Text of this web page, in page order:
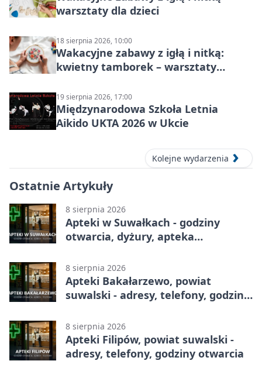
warsztaty dla dzieci
18 sierpnia 2026, 10:00
Wakacyjne zabawy z igłą i nitką:
kwietny tamborek – warsztaty
19 sierpnia 2026, 17:00
Międzynarodowa Szkoła Letnia
Aikido UKTA 2026 w Ukcie
Kolejne wydarzenia
Ostatnie Artykuły
8 sierpnia 2026
Apteki w Suwałkach - godziny
otwarcia, dyżury, apteka
8 sierpnia 2026
Apteki Bakałarzewo, powiat
suwalski - adresy, telefony, godziny
8 sierpnia 2026
Apteki Filipów, powiat suwalski -
adresy, telefony, godziny otwarcia